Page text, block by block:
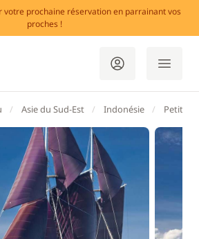
votre prochaine réservation en parrainant vos
proches !
Asie du Sud-Est Indonésie Petites